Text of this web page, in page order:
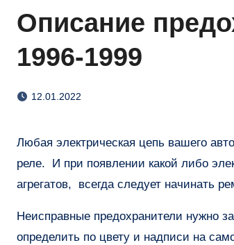
Описание
1996-1999
12.01.2022
Любая электрическая цепь вашего автомобиля защищена определенными по номиналу мощности предохранителями и
реле. И при появлении какой либо
агрегатов, всегда следует начинать
Неисправные предохранители нужно
определить по цвету и надписи на